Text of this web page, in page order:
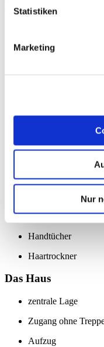
Statistiken
Marketing
Nur
Verfügbarkeit & Buchen
1 Doppelbett
Ausstattung
Wohnfläche 70 qm
TV
Kostenloses
Bettwäsche
Handtücher
Haartrockner
Das Haus
zentrale Lage
Zugang ohne
Aufzug